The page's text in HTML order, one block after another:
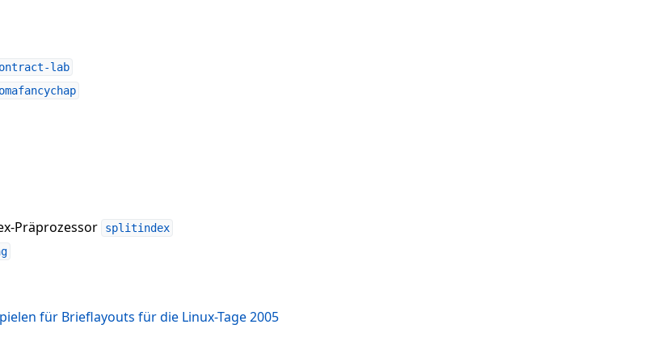
lab
Präprozessor splitindex
für Brieflayouts für die Linux-Tage 2005